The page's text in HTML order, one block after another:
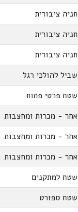
חניה ציבורית
חניה ציבורית
חניה ציבורית
שביל להולכי רגל
שטח פרטי פתוח
אחר - מכרות ומחצבות
אחר - מכרות ומחצבות
אחר - מכרות ומחצבות
שטח למתקנים
שטח ספורט